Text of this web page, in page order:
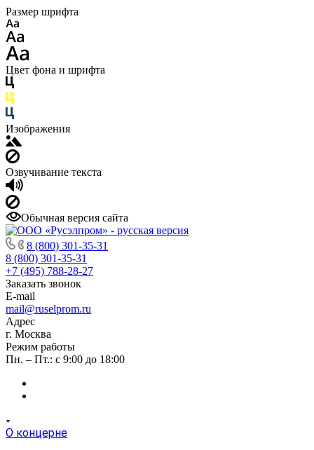
Размер шрифта
Цвет фона и шрифта
Изображения
Озвучивание текста
Обычная версия сайта
8 (800) 301-35-31
8 (800) 301-35-31
+7 (495) 788-28-27
Заказать звонок
E-mail
mail@ruselprom.ru
Адрес
г. Москва
Режим работы
Пн. – Пт.: с 9:00 до 18:00
О концерне